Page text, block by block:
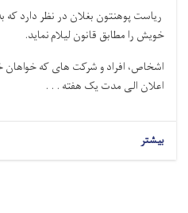
خویش را مطابق قانون لیلام نماید.
اشخاص، افراد و شرکت های که خواهان
اعلان الی مدت یک هفته . . .
بیشتر